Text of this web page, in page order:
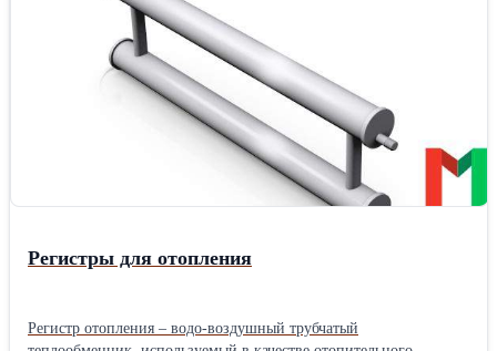
Регистры для отопления
Регистр отопления – водо-воздушный трубчатый